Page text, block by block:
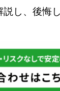
し、後悔